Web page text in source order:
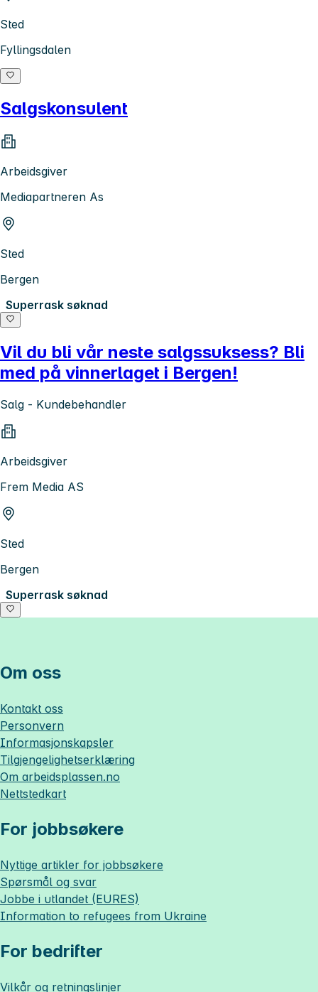
Sted
Fyllingsdalen
Salgskonsulent
Arbeidsgiver
Mediapartneren As
Sted
Bergen
Superrask søknad
Vil du bli vår neste salgssuksess? Bli
med på vinnerlaget i Bergen!
Salg - Kundebehandler
Arbeidsgiver
Frem Media AS
Sted
Bergen
Superrask søknad
Om oss
Kontakt oss
Personvern
Informasjonskapsler
Tilgjengelighetserklæring
Om arbeidsplassen.no
Nettstedkart
For jobbsøkere
Nyttige artikler for jobbsøkere
Spørsmål og svar
Jobbe i utlandet (EURES)
Information to refugees from Ukraine
For bedrifter
Vilkår og retningslinjer